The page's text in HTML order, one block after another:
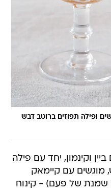
ופילה תפוזים ברוטב דבש
וקינמון, יחד עם פילה
מוגשים עם קיימאק
של פעם) - קינוח